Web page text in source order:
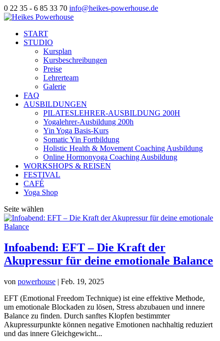
0 22 35 - 6 85 33 70 info@heikes-powerhouse.de
START
STUDIO
Kursplan
Kursbeschreibungen
Preise
Lehrerteam
Galerie
FAQ
AUSBILDUNGEN
PILATESLEHRER-AUSBILDUNG 200H
Yogalehrer-Ausbildung 200h
Yin Yoga Basis-Kurs
Somatic Yin Fortbildung
Holistic Health & Movement Coaching Ausbildung
Online Hormonyoga Coaching Ausbildung
WORKSHOPS & REISEN
FESTIVAL
CAFÉ
Yoga Shop
Seite wählen
Infoabend: EFT – Die Kraft der
Akupressur für deine emotionale Balance
von powerhouse | Feb. 19, 2025
EFT (Emotional Freedom Technique) ist eine effektive Methode,
um emotionale Blockaden zu lösen, Stress abzubauen und innere
Balance zu finden. Durch sanftes Klopfen bestimmter
Akupressurpunkte können negative Emotionen nachhaltig reduziert
und das innere Gleichgewicht...